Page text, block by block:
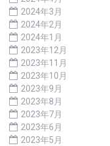
2024年3月
2024年2月
2024年1月
2023年12月
2023年11月
2023年10月
2023年9月
2023年8月
2023年7月
2023年6月
2023年5月